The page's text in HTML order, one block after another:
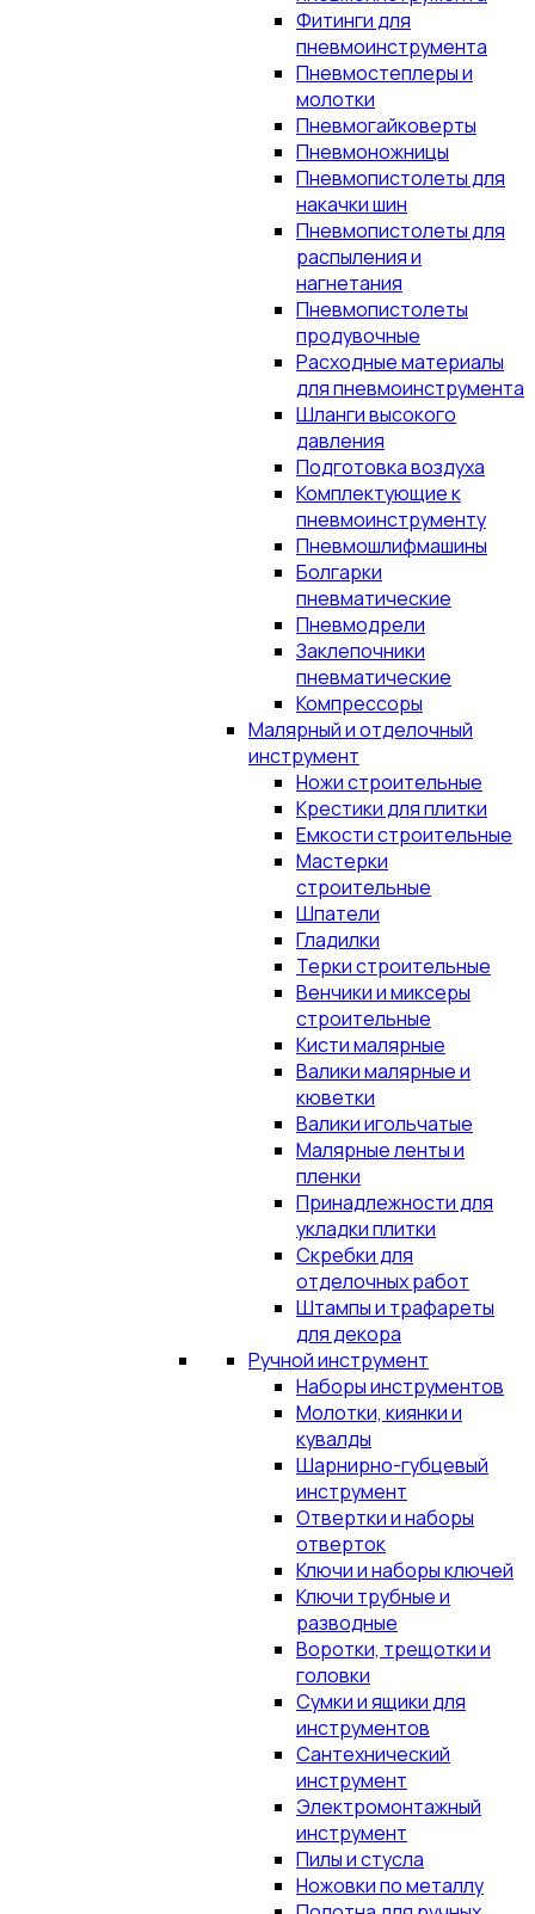
Фитинги для
пневмоинструмента
Пневмостеплеры и
молотки
Пневмогайковерты
Пневмоножницы
Пневмопистолеты для
накачки шин
Пневмопистолеты для
распыления и
нагнетания
Пневмопистолеты
продувочные
Расходные материалы
для пневмоинструмента
Шланги высокого
давления
Подготовка воздуха
Комплектующие к
пневмоинструменту
Пневмошлифмашины
Болгарки
пневматические
Пневмодрели
Заклепочники
пневматические
Компрессоры
Малярный и отделочный
инструмент
Ножи строительные
Крестики для плитки
Емкости строительные
Мастерки
строительные
Шпатели
Гладилки
Терки строительные
Венчики и миксеры
строительные
Кисти малярные
Валики малярные и
кюветки
Валики игольчатые
Малярные ленты и
пленки
Принадлежности для
укладки плитки
Скребки для
отделочных работ
Штампы и трафареты
для декора
Ручной инструмент
Наборы инструментов
Молотки, киянки и
кувалды
Шарнирно-губцевый
инструмент
Отвертки и наборы
отверток
Ключи и наборы ключей
Ключи трубные и
разводные
Воротки, трещотки и
головки
Сумки и ящики для
инструментов
Сантехнический
инструмент
Электромонтажный
инструмент
Пилы и стусла
Ножовки по металлу